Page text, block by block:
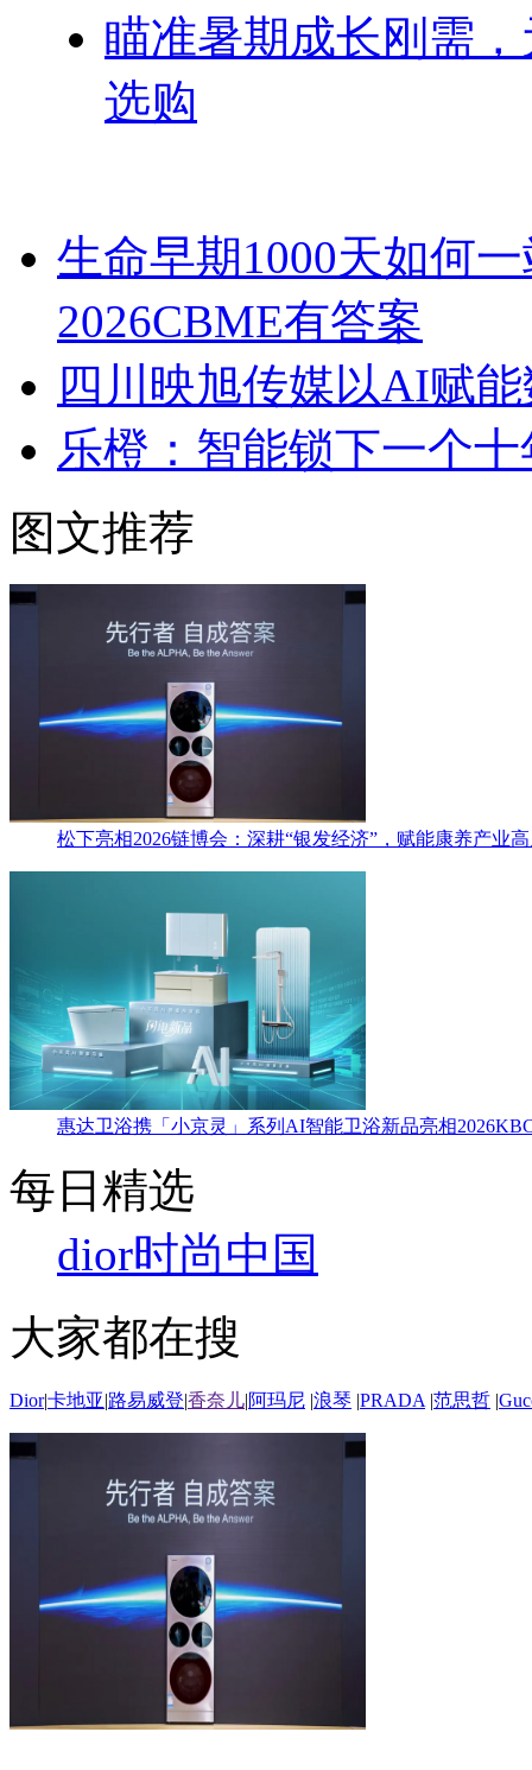
瞄准暑期成长刚需
选购
生命早期1000天如何
2026CBME有答案
四川映旭传媒以AI赋
乐橙：智能锁下一个
图文推荐
松下亮相2026链博会：深耕“银发经济”，赋能康养产业
惠达卫浴携「小京灵」系列AI智能卫浴新品亮相
每日精选
dior时尚中国
大家都在搜
Dior|卡地亚|路易威登|香奈儿|阿玛尼 |浪琴 |PRADA |范思哲 |